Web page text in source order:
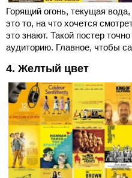
Горящий огонь, текущая
это то, на что хочется
это знают. Такой постер
аудиторию. Главное, чтобы
4. Желтый цвет